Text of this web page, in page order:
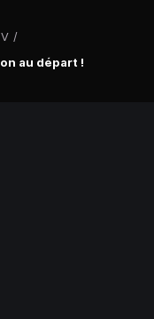
/
au départ !